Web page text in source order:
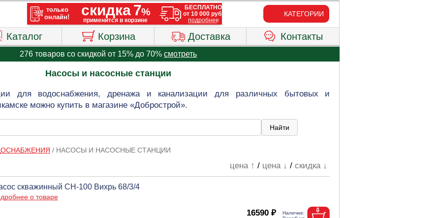
КАТЕГОРИИ
Каталог Корзина Доставка Контакты
276 товаров со скидкой от 15% до 70% смотреть
Насосы и насосные станции
для водоснабжения, дренажа и канализации для различных бытовых и
можно купить в магазине «Добрострой».
/ НАСОСЫ И НАСОСНЫЕ СТАНЦИИ
цена ↑ / цена ↓ /скидка ↓
скважинный СН-100 Вихрь 68/3/4
о товаре
16590 ₽